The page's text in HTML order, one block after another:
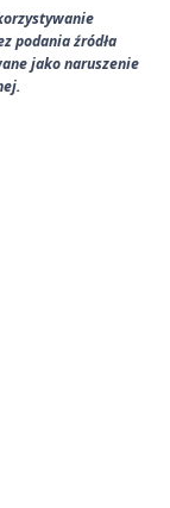
podania źródła
jako naruszenie